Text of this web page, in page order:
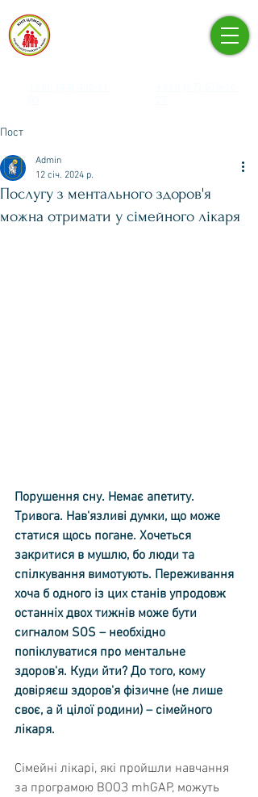
Пост
Послугу з ментального здоров'я
можна отримати у сімейного лікаря
Admin
12 січ. 2024 р.
Порушення сну. Немає апетиту.
Тривога. Нав'язливі думки, що може
статися щось погане. Хочеться
закритися в мушлю, бо люди та
спілкування вимотують. Переживання
хоча б одного із цих станів упродовж
останніх двох тижнів може бути
сигналом SOS – необхідно
попіклуватися про ментальне
здоров'я. Куди йти? До того, кому
довіряєш здоров'я фізичне (не лише
своє, а й цілої родини) – сімейного
лікаря.
Сімейні лікарі, які пройшли навчання
за програмою ВООЗ mhGAP, можуть